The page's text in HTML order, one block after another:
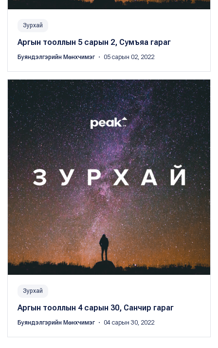
Зурхай
Аргын тооллын 5 сарын 2, Сумъяа гараг
Буяндэлгэрийн Мөнхчимэг ・ 05 сарын 02, 2022
Зурхай
Аргын тооллын 4 сарын 30, Санчир гараг
Буяндэлгэрийн Мөнхчимэг ・ 04 сарын 30, 2022